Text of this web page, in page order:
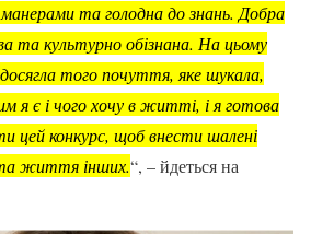
та голодна до знань. Добра
та культурно обізнана. На цьому
того почуття, яке шукала,
я є і чого хочу в житті, і я готова
цей конкурс, щоб внести шалені
життя інших.“, – йдеться на